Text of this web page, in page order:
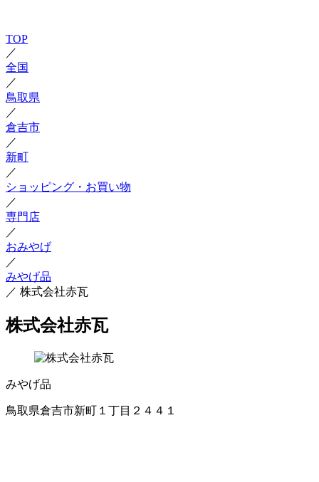
TOP
／
全国
／
鳥取県
／
倉吉市
／
新町
／
ショッピング・お買い物
／
専門店
／
おみやげ
／
みやげ品
／ 株式会社赤瓦
株式会社赤瓦
みやげ品
鳥取県倉吉市新町１丁目２４４１